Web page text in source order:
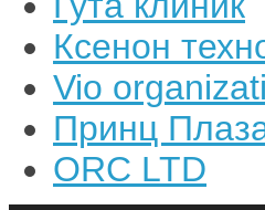
Ксенон
Vio
Принц
ORC LTD